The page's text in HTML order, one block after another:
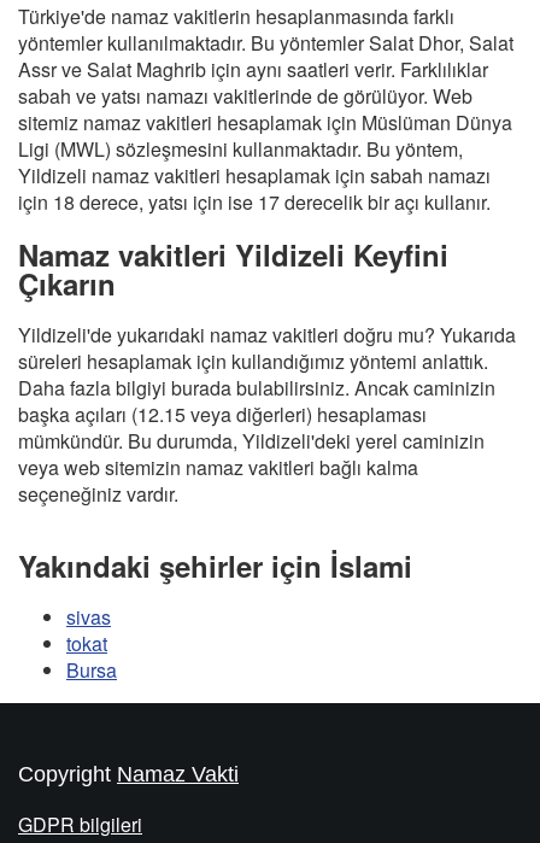
Türkiye'de namaz vakitlerin hesaplanmasında farklı
yöntemler kullanılmaktadır. Bu yöntemler Salat Dhor, Salat
Assr ve Salat Maghrib için aynı saatleri verir. Farklılıklar
sabah ve yatsı namazı vakitlerinde de görülüyor. Web
sitemiz namaz vakitleri hesaplamak için Müslüman Dünya
Ligi (MWL) sözleşmesini kullanmaktadır. Bu yöntem,
Yildizeli namaz vakitleri hesaplamak için sabah namazı
için 18 derece, yatsı için ise 17 derecelik bir açı kullanır.
Namaz vakitleri Yildizeli Keyfini
Çıkarın
Yildizeli'de yukarıdaki namaz vakitleri doğru mu? Yukarıda
süreleri hesaplamak için kullandığımız yöntemi anlattık.
Daha fazla bilgiyi burada bulabilirsiniz. Ancak caminizin
başka açıları (12.15 veya diğerleri) hesaplaması
mümkündür. Bu durumda, Yildizeli'deki yerel caminizin
veya web sitemizin namaz vakitleri bağlı kalma
seçeneğiniz vardır.
Yakındaki şehirler için İslami
sivas
tokat
Bursa
Copyright Namaz Vakti
GDPR bilgileri